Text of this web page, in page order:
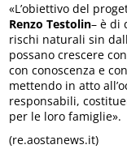
«L’obiettivo del
Renzo Testolin– è di
rischi naturali sin
possano crescere
con conoscenza e
mettendo in atto
responsabili,
per le loro famiglie».
(re.aostanews.it)